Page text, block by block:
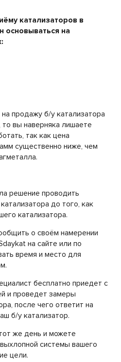
катализаторов в
на
продажу б/у катализатора
вы наверняка лишаете
так как цена
существенно ниже, чем
решение проводить
до того, как
катализатора.
о своём намерении
на сайте или по
время и место для
бесплатно приедет с
и проведет замеры
после чего ответит на
б/у катализатор.
же день и можете
системы вашего
цели.